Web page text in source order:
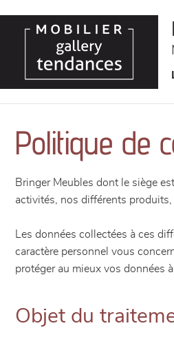
Politique de
Bringer Meubles dont le siège
activités, nos différents produits,
Les données collectées à ces
caractère personnel vous
protéger au mieux vos données à
Objet du